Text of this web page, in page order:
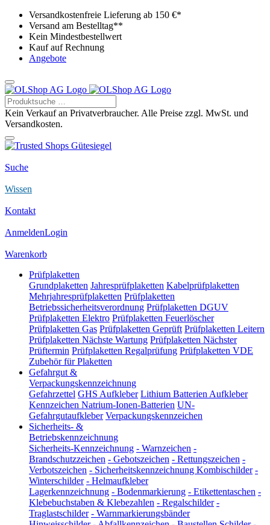
Versandkostenfreie Lieferung ab 150 €*
Versand am Bestelltag**
Kein Mindestbestellwert
Kauf auf Rechnung
Angebote
Kein Verkauf an Privatverbraucher. Alle Preise zzgl. MwSt. und
Versandkosten.
Suche
Wissen
Kontakt
AnmeldenLogin
Warenkorb
Prüfplaketten
Grundplaketten Jahresprüfplaketten Kabelprüfplaketten
Mehrjahresprüfplaketten Prüfplaketten
Betriebssicherheitsverordnung Prüfplaketten DGUV
Prüfplaketten Elektro Prüfplaketten Feuerlöscher
Prüfplaketten Gas Prüfplaketten Geprüft Prüfplaketten Leitern
Prüfplaketten Nächste Wartung Prüfplaketten Nächster
Prüftermin Prüfplaketten Regalprüfung Prüfplaketten VDE
Zubehör für Plaketten
Gefahrgut &
Verpackungskennzeichnung
Gefahrzettel GHS Aufkleber Lithium Batterien Aufkleber
Kennzeichen Natrium-Ionen-Batterien UN-
Gefahrgutaufkleber Verpackungskennzeichen
Sicherheits- &
Betriebskennzeichnung
Sicherheits-Kennzeichnung - Warnzeichen -
Brandschutzzeichen - Gebotszeichen - Rettungszeichen -
Verbotszeichen - Sicherheitskennzeichnung Kombischilder -
Winterschilder - Helmaufkleber
Lagerkennzeichnung - Bodenmarkierung - Etikettentaschen -
Klebebuchstaben & Klebezahlen - Regalschilder -
Traglastschilder - Warnmarkierungsbänder